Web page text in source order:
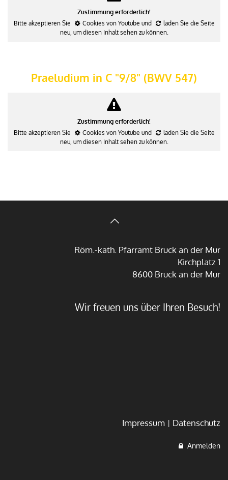
Zustimmung erforderlich!
Bitte akzeptieren Sie
Cookies von Youtube und
laden Sie die Seite
neu, um diesen Inhalt sehen zu können.
Praeludium in C "9/8" (BWV 547)
Zustimmung erforderlich!
Bitte akzeptieren Sie
Cookies von Youtube und
laden Sie die Seite
neu, um diesen Inhalt sehen zu können.
Röm.-kath. Pfarramt Bruck an der Mur
Kirchplatz 1
8600 Bruck an der Mur
Wir freuen uns über Ihren Besuch!
Impressum Datenschutz
Anmelden